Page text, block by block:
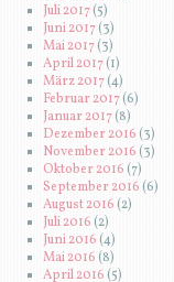
Juli 2017(5)
Juni 2017(3)
Mai 2017(3)
April 2017(1)
März 2017(4)
Februar 2017(6)
Januar 2017(8)
Dezember 2016 (3)
November 2016 (3)
Oktober 2016(7)
September 2016 (6)
August 2016(2)
Juli 2016(2)
Juni 2016 (4)
Mai 2016 (8)
April 2016(5)